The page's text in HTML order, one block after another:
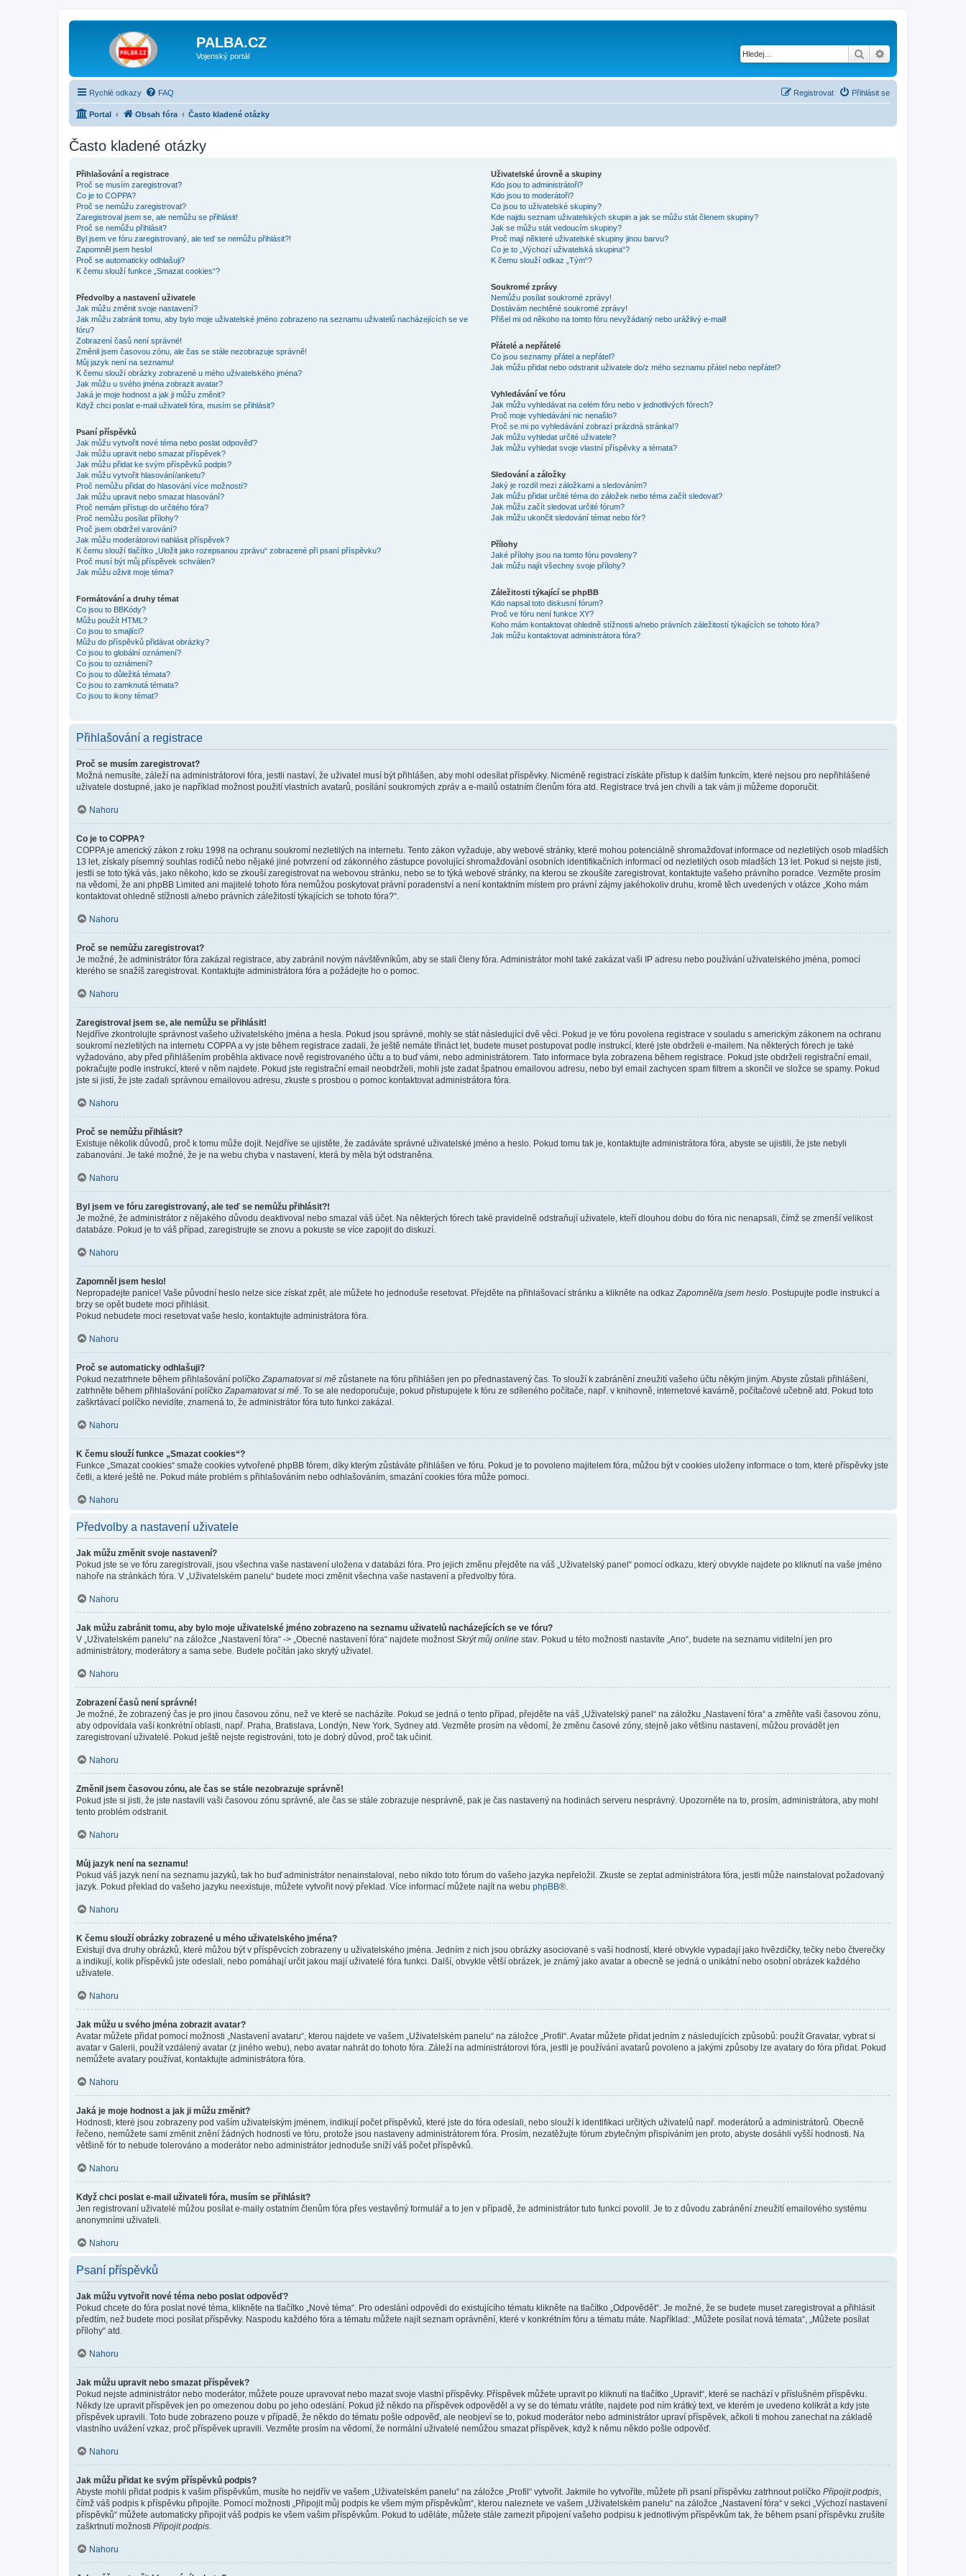
PALBA.CZ
Vojenský portál Hledat
Rychlé odkazy FAQ Přihlásit se
Registrovat
Portal Obsah fóra Často kladené otázky
Často kladené otázky
Přihlašování a registrace
Proč se musím zaregistrovat?
Co je to COPPA?
Proč se nemůžu zaregistrovat?
Zaregistroval jsem se, ale nemůžu se přihlásit!
Proč se nemůžu přihlásit?
Byl jsem ve fóru zaregistrovaný, ale teď se nemůžu přihlásit?!
Zapomněl jsem heslo!
Proč se automaticky odhlašuji?
K čemu slouží funkce „Smazat cookies“?
Předvolby a nastavení uživatele
Jak můžu změnit svoje nastavení?
Jak můžu zabránit tomu, aby bylo moje uživatelské jméno zobrazeno na seznamu uživatelů nacházejících se ve
fóru?
Zobrazení časů není správné!
Změnil jsem časovou zónu, ale čas se stále nezobrazuje správně!
Můj jazyk není na seznamu!
K čemu slouží obrázky zobrazené u mého uživatelského jména?
Jak můžu u svého jména zobrazit avatar?
Jaká je moje hodnost a jak ji můžu změnit?
Když chci poslat e-mail uživateli fóra, musím se přihlásit?
Psaní příspěvků
Jak můžu vytvořit nové téma nebo poslat odpověď?
Jak můžu upravit nebo smazat příspěvek?
Jak můžu přidat ke svým příspěvků podpis?
Jak můžu vytvořit hlasování/anketu?
Proč nemůžu přidat do hlasování více možností?
Jak můžu upravit nebo smazat hlasování?
Proč nemám přístup do určitého fóra?
Proč nemůžu posílat přílohy?
Proč jsem obdržel varování?
Jak můžu moderátorovi nahlásit příspěvek?
K čemu slouží tlačítko „Uložit jako rozepsanou zprávu“ zobrazené při psaní příspěvku?
Proč musí být můj příspěvek schválen?
Jak můžu oživit moje téma?
Formátování a druhy témat
Co jsou to BBKódy?
Můžu použít HTML?
Co jsou to smajlíci?
Můžu do příspěvků přidávat obrázky?
Co jsou to globální oznámení?
Co jsou to oznámení?
Co jsou to důležitá témata?
Co jsou to zamknutá témata?
Co jsou to ikony témat?
Uživatelské úrovně a skupiny
Kdo jsou to administrátoři?
Kdo jsou to moderátoři?
Co jsou to uživatelské skupiny?
Kde najdu seznam uživatelských skupin a jak se můžu stát členem skupiny?
Jak se můžu stát vedoucím skupiny?
Proč mají některé uživatelské skupiny jinou barvu?
Co je to „Výchozí uživatelská skupina“?
K čemu slouží odkaz „Tým“?
Soukromé zprávy
Nemůžu posílat soukromé zprávy!
Dostávám nechtěné soukromé zprávy!
Přišel mi od někoho na tomto fóru nevyžádaný nebo urážlivý e-mail!
Přátelé a nepřátelé
Co jsou seznamy přátel a nepřátel?
Jak můžu přidat nebo odstranit uživatele do/z mého seznamu přátel nebo nepřátel?
Vyhledávání ve fóru
Jak můžu vyhledávat na celém fóru nebo v jednotlivých fórech?
Proč moje vyhledávání nic nenašlo?
Proč se mi po vyhledávání zobrazí prázdná stránka!?
Jak můžu vyhledat určité uživatele?
Jak můžu vyhledat svoje vlastní příspěvky a témata?
Sledování a záložky
Jaký je rozdíl mezi záložkami a sledováním?
Jak můžu přidat určité téma do záložek nebo téma začít sledovat?
Jak můžu začít sledovat určité fórum?
Jak můžu ukončit sledování témat nebo fór?
Přílohy
Jaké přílohy jsou na tomto fóru povoleny?
Jak můžu najít všechny svoje přílohy?
Záležitosti týkající se phpBB
Kdo napsal toto diskusní fórum?
Proč ve fóru není funkce XY?
Koho mám kontaktovat ohledně stížnosti a/nebo právních záležitostí týkajících se tohoto fóra?
Jak můžu kontaktovat administrátora fóra?
Přihlašování a registrace
Proč se musím zaregistrovat?
Možná nemusíte, záleží na administrátorovi fóra, jestli nastaví, že uživatel musí být přihlášen, aby mohl odesílat příspěvky. Nicméně registrací získáte přístup k dalším funkcím, které nejsou pro nepřihlášené
uživatele dostupné, jako je například možnost použití vlastních avatarů, posílání soukromých zpráv a e-mailů ostatním členům fóra atd. Registrace trvá jen chvíli a tak vám ji můžeme doporučit.
Nahoru
Co je to COPPA?
COPPA je americký zákon z roku 1998 na ochranu soukromí nezletilých na internetu. Tento zákon vyžaduje, aby webové stránky, které mohou potenciálně shromažďovat informace od nezletilých osob mladších
13 let, získaly písemný souhlas rodičů nebo nějaké jiné potvrzení od zákonného zástupce povolující shromažďování osobních identifikačních informací od nezletilých osob mladších 13 let. Pokud si nejste jisti,
jestli se toto týká vás, jako někoho, kdo se zkouší zaregistrovat na webovou stránku, nebo se to týká webové stránky, na kterou se zkoušíte zaregistrovat, kontaktujte vašeho právního poradce. Vezměte prosím
na vědomí, že ani phpBB Limited ani majitelé tohoto fóra nemůžou poskytovat právní poradenství a není kontaktním místem pro právní zájmy jakéhokoliv druhu, kromě těch uvedených v otázce „Koho mám
kontaktovat ohledně stížnosti a/nebo právních záležitostí týkajících se tohoto fóra?“.
Nahoru
Proč se nemůžu zaregistrovat?
Je možné, že administrátor fóra zakázal registrace, aby zabránil novým návštěvníkům, aby se stali členy fóra. Administrátor mohl také zakázat vaši IP adresu nebo používání uživatelského jména, pomocí
kterého se snažíš zaregistrovat. Kontaktujte administrátora fóra a požádejte ho o pomoc.
Nahoru
Zaregistroval jsem se, ale nemůžu se přihlásit!
Nejdříve zkontrolujte správnost vašeho uživatelského jména a hesla. Pokud jsou správné, mohly se stát následující dvě věci. Pokud je ve fóru povolena registrace v souladu s americkým zákonem na ochranu
soukromí nezletilých na internetu COPPA a vy jste během registrace zadali, že ještě nemáte třináct let, budete muset postupovat podle instrukcí, které jste obdrželi e-mailem. Na některých fórech je také
vyžadováno, aby před přihlášením proběhla aktivace nově registrovaného účtu a to buď vámi, nebo administrátorem. Tato informace byla zobrazena během registrace. Pokud jste obdrželi registrační email,
pokračujte podle instrukcí, které v něm najdete. Pokud jste registrační email neobdrželi, mohli jste zadat špatnou emailovou adresu, nebo byl email zachycen spam filtrem a skončil ve složce se spamy. Pokud
jste si jistí, že jste zadali správnou emailovou adresu, zkuste s prosbou o pomoc kontaktovat administrátora fóra.
Nahoru
Proč se nemůžu přihlásit?
Existuje několik důvodů, proč k tomu může dojít. Nejdříve se ujistěte, že zadáváte správné uživatelské jméno a heslo. Pokud tomu tak je, kontaktujte administrátora fóra, abyste se ujistili, že jste nebyli
zabanováni. Je také možné, že je na webu chyba v nastavení, která by měla být odstraněna.
Nahoru
Byl jsem ve fóru zaregistrovaný, ale teď se nemůžu přihlásit?!
Je možné, že administrátor z nějakého důvodu deaktivoval nebo smazal váš účet. Na některých fórech také pravidelně odstraňují uživatele, kteří dlouhou dobu do fóra nic nenapsali, čímž se zmenší velikost
databáze. Pokud je to váš případ, zaregistrujte se znovu a pokuste se více zapojit do diskuzí.
Nahoru
Zapomněl jsem heslo!
Nepropadejte panice! Vaše původní heslo nelze sice získat zpět, ale můžete ho jednoduše resetovat. Přejděte na přihlašovací stránku a klikněte na odkaz Zapomněl/a jsem heslo . Postupujte podle instrukcí a
brzy se opět budete moci přihlásit.
Pokud nebudete moci resetovat vaše heslo, kontaktujte administrátora fóra.
Nahoru
Proč se automaticky odhlašuji?
Pokud nezatrhnete během přihlašování políčko Zapamatovat si mě zůstanete na fóru přihlášen jen po přednastavený čas. To slouží k zabránění zneužití vašeho účtu někým jiným. Abyste zůstali přihlášeni,
zatrhněte během přihlašování políčko Zapamatovat si mě . To se ale nedoporučuje, pokud přistupujete k fóru ze sdíleného počítače, např. v knihovně, internetové kavárně, počítačové učebně atd. Pokud toto
zaškrtávací políčko nevidíte, znamená to, že administrátor fóra tuto funkci zakázal.
Nahoru
K čemu slouží funkce „Smazat cookies“?
Funkce „Smazat cookies“ smaže cookies vytvořené phpBB fórem, díky kterým zůstáváte přihlášen ve fóru. Pokud je to povoleno majitelem fóra, můžou být v cookies uloženy informace o tom, které příspěvky jste
četli, a které ještě ne. Pokud máte problém s přihlašováním nebo odhlašováním, smazání cookies fóra může pomoci.
Nahoru
Předvolby a nastavení uživatele
Jak můžu změnit svoje nastavení?
Pokud jste se ve fóru zaregistrovali, jsou všechna vaše nastavení uložena v databázi fóra. Pro jejich změnu přejděte na váš „Uživatelský panel“ pomocí odkazu, který obvykle najdete po kliknutí na vaše jméno
nahoře na stránkách fóra. V „Uživatelském panelu“ budete moci změnit všechna vaše nastavení a předvolby fóra.
Nahoru
Jak můžu zabránit tomu, aby bylo moje uživatelské jméno zobrazeno na seznamu uživatelů nacházejících se ve fóru?
V „Uživatelském panelu“ na záložce „Nastavení fóra“ -> „Obecné nastavení fóra“ najdete možnost Skrýt můj online stav. Pokud u této možnosti nastavíte „Ano“, budete na seznamu viditelní jen pro
administrátory, moderátory a sama sebe. Budete počítán jako skrytý uživatel.
Nahoru
Zobrazení časů není správné!
Je možné, že zobrazený čas je pro jinou časovou zónu, než ve které se nacházíte. Pokud se jedná o tento případ, přejděte na váš „Uživatelský panel“ na záložku „Nastavení fóra“ a změňte vaši časovou zónu,
aby odpovídala vaší konkrétní oblasti, např. Praha, Bratislava, Londýn, New York, Sydney atd. Vezměte prosím na vědomí, že změnu časové zóny, stejně jako většinu nastavení, můžou provádět jen
zaregistrovaní uživatelé. Pokud ještě nejste registrováni, toto je dobrý důvod, proč tak učinit.
Nahoru
Změnil jsem časovou zónu, ale čas se stále nezobrazuje správně!
Pokud jste si jisti, že jste nastavili vaši časovou zónu správně, ale čas se stále zobrazuje nesprávně, pak je čas nastavený na hodinách serveru nesprávný. Upozorněte na to, prosím, administrátora, aby mohl
tento problém odstranit.
Nahoru
Můj jazyk není na seznamu!
Pokud váš jazyk není na seznamu jazyků, tak ho buď administrátor nenainstaloval, nebo nikdo toto fórum do vašeho jazyka nepřeložil. Zkuste se zeptat administrátora fóra, jestli může nainstalovat požadovaný
jazyk. Pokud překlad do vašeho jazyku neexistuje, můžete vytvořit nový překlad. Více informací můžete najít na webu phpBB®.
Nahoru
K čemu slouží obrázky zobrazené u mého uživatelského jména?
Existují dva druhy obrázků, které můžou být v příspěvcích zobrazeny u uživatelského jména. Jedním z nich jsou obrázky asociované s vaší hodností, které obvykle vypadají jako hvězdičky, tečky nebo čtverečky
a indikují, kolik příspěvků jste odeslali, nebo pomáhají určit jakou mají uživatelé fóra funkci. Další, obvykle větší obrázek, je známý jako avatar a obecně se jedná o unikátní nebo osobní obrázek každého
uživatele.
Nahoru
Jak můžu u svého jména zobrazit avatar?
Avatar můžete přidat pomocí možnosti „Nastavení avataru“, kterou najdete ve vašem „Uživatelském panelu“ na záložce „Profil“. Avatar můžete přidat jedním z následujících způsobů: použít Gravatar, vybrat si
avatar v Galerii, použít vzdálený avatar (z jiného webu), nebo avatar nahrát do tohoto fóra. Záleží na administrátorovi fóra, jestli je používání avatarů povoleno a jakými způsoby lze avatary do fóra přidat. Pokud
nemůžete avatary používat, kontaktujte administrátora fóra.
Nahoru
Jaká je moje hodnost a jak ji můžu změnit?
Hodnosti, které jsou zobrazeny pod vaším uživatelským jménem, indikují počet příspěvků, které jste do fóra odeslali, nebo slouží k identifikaci určitých uživatelů např. moderátorů a administrátorů. Obecně
řečeno, nemůžete sami změnit znění žádných hodností ve fóru, protože jsou nastaveny administrátorem fóra. Prosím, nezatěžujte fórum zbytečným přispíváním jen proto, abyste dosáhli vyšší hodnosti. Na
většině fór to nebude tolerováno a moderátor nebo administrátor jednoduše sníží váš počet příspěvků.
Nahoru
Když chci poslat e-mail uživateli fóra, musím se přihlásit?
Jen registrovaní uživatelé můžou posílat e-maily ostatním členům fóra přes vestavěný formulář a to jen v případě, že administrátor tuto funkci povolil. Je to z důvodu zabránění zneužití emailového systému
anonymními uživateli.
Nahoru
Psaní příspěvků
Jak můžu vytvořit nové téma nebo poslat odpověď?
Pokud chcete do fóra poslat nové téma, klikněte na tlačítko „Nové téma“. Pro odeslání odpovědi do existujícího tématu klikněte na tlačítko „Odpovědět“. Je možné, že se budete muset zaregistrovat a přihlásit
předtím, než budete moci posílat příspěvky. Naspodu každého fóra a tématu můžete najít seznam oprávnění, které v konkrétním fóru a tématu máte. Například: „Můžete posílat nová témata“, „Můžete posílat
přílohy“ atd.
Nahoru
Jak můžu upravit nebo smazat příspěvek?
Pokud nejste administrátor nebo moderátor, můžete pouze upravovat nebo mazat svoje vlastní příspěvky. Příspěvek můžete upravit po kliknutí na tlačítko „Upravit“, které se nachází v příslušném příspěvku.
Někdy lze upravit příspěvek jen po omezenou dobu po jeho odeslání. Pokud již někdo na příspěvek odpověděl a vy se do tématu vrátíte, najdete pod ním krátký text, ve kterém je uvedeno kolikrát a kdy jste
příspěvek upravili. Toto bude zobrazeno pouze v případě, že někdo do tématu pošle odpověď, ale neobjeví se to, pokud moderátor nebo administrátor upraví příspěvek, ačkoli ti mohou zanechat na základě
vlastního uvážení vzkaz, proč příspěvek upravili. Vezměte prosím na vědomí, že normální uživatelé nemůžou smazat příspěvek, když k němu někdo pošle odpověď.
Nahoru
Jak můžu přidat ke svým příspěvků podpis?
Abyste mohli přidat podpis k vašim příspěvkům, musíte ho nejdřív ve vašem „Uživatelském panelu“ na záložce „Profil“ vytvořit. Jakmile ho vytvoříte, můžete při psaní příspěvku zatrhnout políčko Připojit podpis
čímž váš podpis k příspěvku připojíte. Pomocí možnosti „Připojit můj podpis ke všem mým příspěvkům“, kterou naleznete ve vašem „Uživatelském panelu“ na záložce „Nastavení fóra“ v sekci „Výchozí nastavení
příspěvků“ můžete automaticky připojit váš podpis ke všem vašim příspěvkům. Pokud to uděláte, můžete stále zamezit připojení vašeho podpisu k jednotlivým příspěvkům tak, že během psaní příspěvku zrušíte
zaškrtnutí možnosti Připojit podpis
Nahoru